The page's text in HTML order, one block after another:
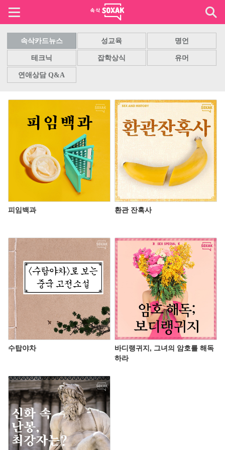
속삭카드뉴스 성교육 명언
테크닉 잡학상식 유머
연애상담 Q&A
피임백과 환관 잔혹사
수탑야차
바디랭귀지, 그녀의 암호를 해독
하라